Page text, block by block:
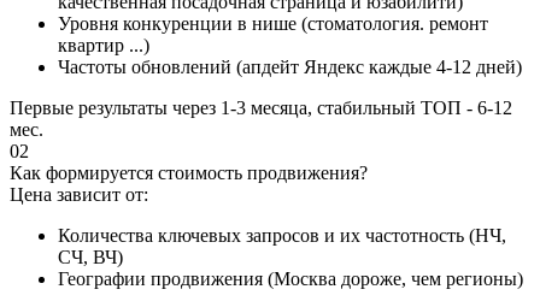
Уровня конкуренции в нише (стоматология. ремонт
квартир ...)
Частоты обновлений (апдейт Яндекс каждые 4-12 дней)
Первые результаты через 1-3 месяца, стабильный ТОП - 6-12
мес.
02
Как формируется стоимость продвижения?
Цена зависит от:
Количества ключевых запросов и их частотность (НЧ,
СЧ, ВЧ)
Географии продвижения (Москва дороже, чем регионы)